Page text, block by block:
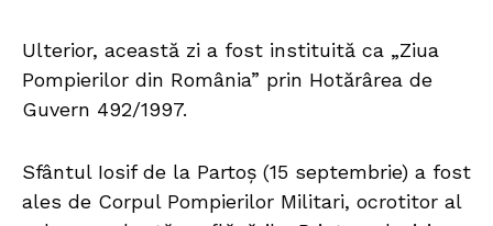
Ulterior, această zi a fost instituită ca „Ziua
Pompierilor din România” prin Hotărârea de
Guvern 492/1997.
Sfântul Iosif de la Partoș (15 septembrie) a fost
ales de Corpul Pompierilor Militari, ocrotitor al